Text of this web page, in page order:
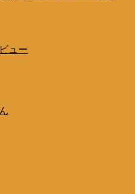
ュー